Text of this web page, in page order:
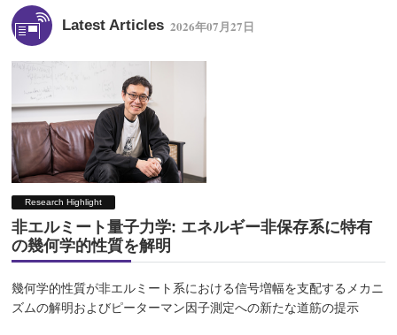
Latest Articles 2026年07月27日
Research Highlight
非エルミート量子力学: エネルギー非保存系に特有
の幾何学的性質を解明
幾何学的性質が非エルミート系における信号増幅を支配するメカニ
ズムの解明およびピーターマン因子測定への新たな道筋の提示